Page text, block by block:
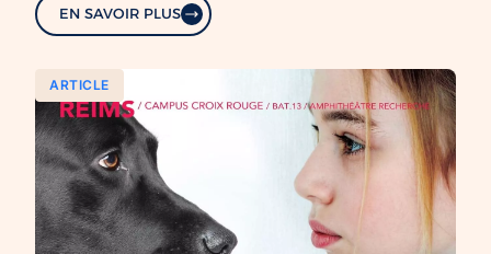
EN SAVOIR PLUS
ARTICLE